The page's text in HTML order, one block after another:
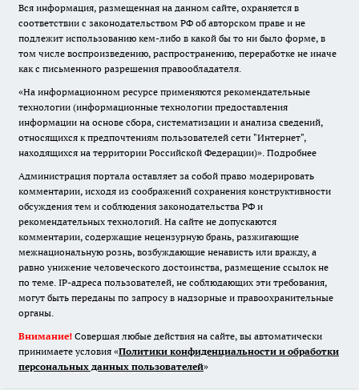
Вся информация, размещенная на данном сайте, охраняется в
соответствии с законодательством РФ об авторском праве и не
подлежит использованию кем-либо в какой бы то ни было форме, в
том числе воспроизведению, распространению, переработке не иначе
как с письменного разрешения правообладателя.
«На информационном ресурсе применяются рекомендательные
технологии (информационные технологии предоставления
информации на основе сбора, систематизации и анализа сведений,
относящихся к предпочтениям пользователей сети "Интернет",
находящихся на территории Российской Федерации)». Подробнее
Администрация портала оставляет за собой право модерировать
комментарии, исходя из соображений сохранения конструктивности
обсуждения тем и соблюдения законодательства РФ и
рекомендательных технологий. На сайте не допускаются
комментарии, содержащие нецензурную брань, разжигающие
межнациональную рознь, возбуждающие ненависть или вражду, а
равно унижение человеческого достоинства, размещение ссылок не
по теме. IP-адреса пользователей, не соблюдающих эти требования,
могут быть переданы по запросу в надзорные и правоохранительные
органы.
Внимание! Совершая любые действия на сайте, вы автоматически
принимаете условия «Политики конфиденциальности и обработки
персональных данных пользователей»